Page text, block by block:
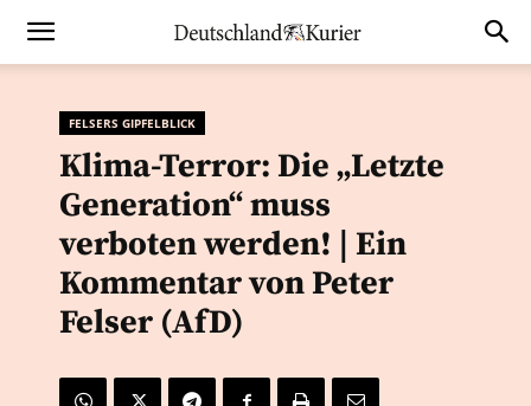
FELSERS GIPFELBLICK
Klima-Terror: Die „Letzte
Generation“ muss
verboten werden! | Ein
Kommentar von Peter
Felser (AfD)